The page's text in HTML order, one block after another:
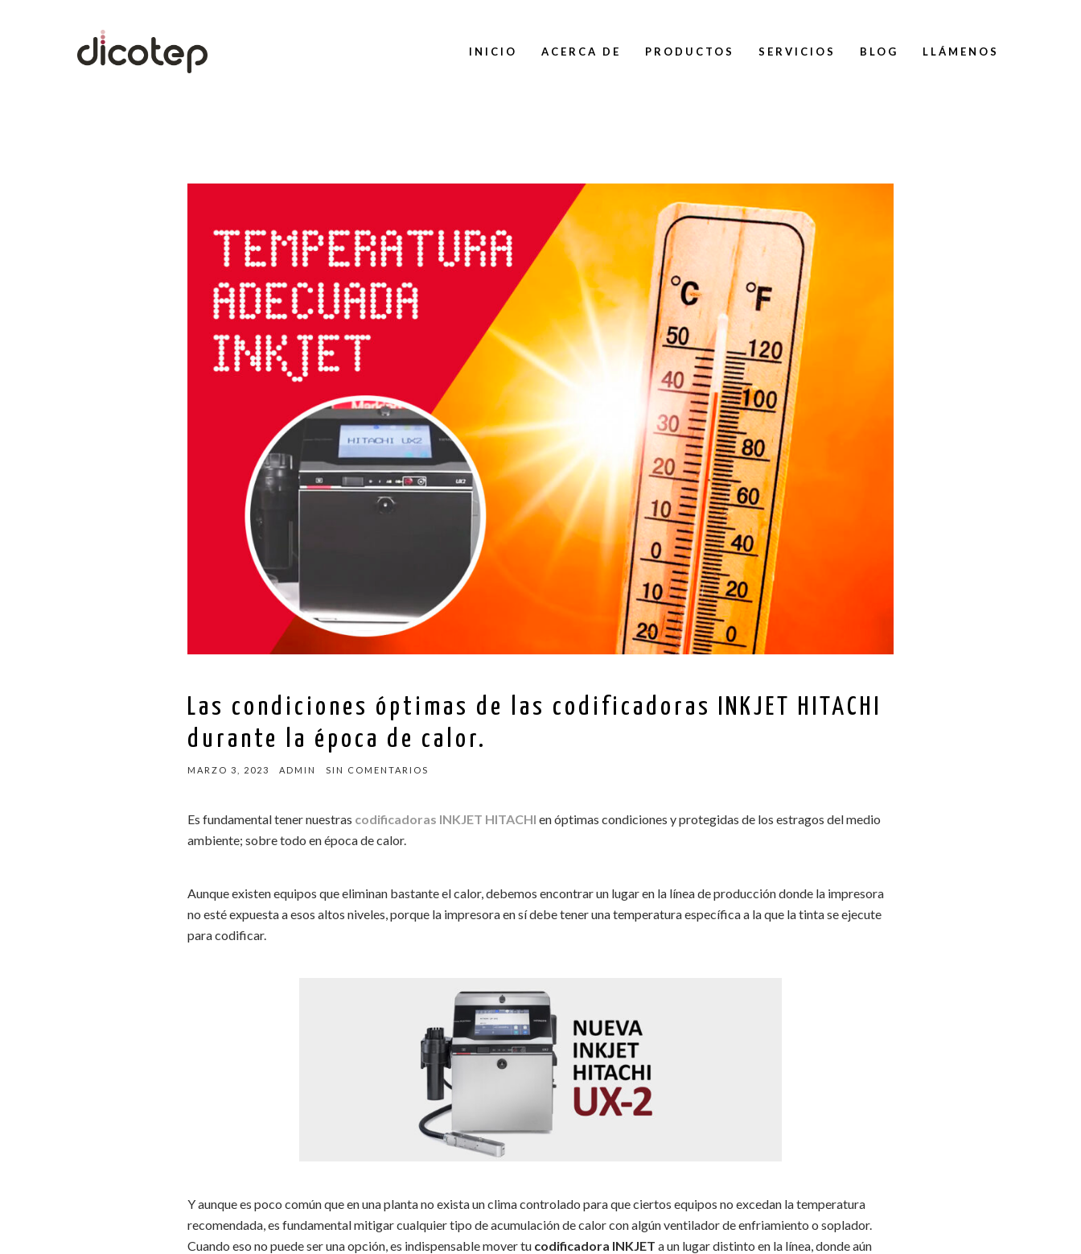
INICIO ACERCA DE PRODUCTOS SERVICIOS BLOG LLÁMENOS
Las condiciones óptimas de las codificadoras INKJET HITACHI
durante la época de calor.
MARZO 3, 2023 ADMIN SIN COMENTARIOS
Es fundamental tener nuestras codificadoras INKJET HITACHI en óptimas condiciones y protegidas de los estragos del medio
ambiente; sobre todo en época de calor.
Aunque existen equipos que eliminan bastante el calor, debemos encontrar un lugar en la línea de producción donde la impresora
no esté expuesta a esos altos niveles, porque la impresora en sí debe tener una temperatura específica a la que la tinta se ejecute
para codificar.
Y aunque es poco común que en una planta no exista un clima controlado para que ciertos equipos no excedan la temperatura
recomendada, es fundamental mitigar cualquier tipo de acumulación de calor con algún ventilador de enfriamiento o soplador.
Cuando eso no puede ser una opción, es indispensable mover tu codificadora INKJET a un lugar distinto en la línea, donde aún